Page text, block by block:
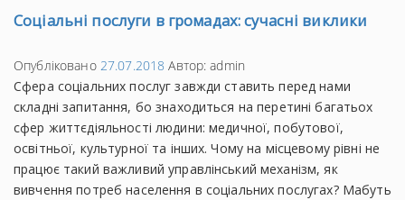
Соціальні послуги в громадах: сучасні виклики
Опубліковано 27.07.2018 Автор:admin
Сфера соціальних послуг завжди ставить перед нами
складні запитання, бо знаходиться на перетині багатьох
сфер життєдіяльності людини: медичної, побутової,
освітньої, культурної та інших. Чому на місцевому рівні не
працює такий важливий управлінський механізм, як
вивчення потреб населення в соціальних послугах? Мабуть